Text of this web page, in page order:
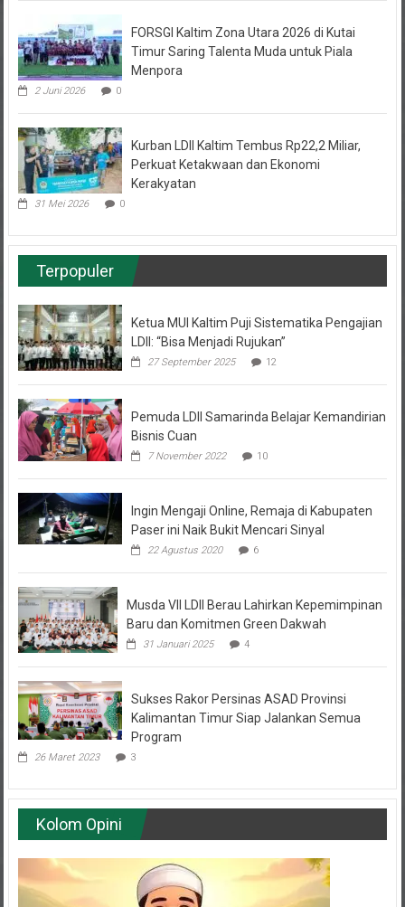
Timur Saring Talenta Muda untuk Piala
Menpora
2 Juni 2026 0
Perkuat Ketakwaan dan Ekonomi
Kerakyatan
31 Mei 2026 0
Terpopuler
LDII: “Bisa Menjadi Rujukan”
27 September 2025 12
Bisnis Cuan
7 November 2022
Paser ini Naik Bukit Mencari Sinyal
22 Agustus 2020 6
Baru dan Komitmen Green Dakwah
31 Januari 2025 4
Kalimantan Timur Siap Jalankan Semua
Program
26 Maret 2023 3
Kolom Opini